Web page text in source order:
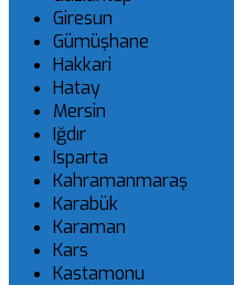
Giresun
Gümüşhane
Hakkari
Hatay
Mersin
Iğdır
Isparta
Kahramanmaraş
Karabük
Karaman
Kars
Kastamonu